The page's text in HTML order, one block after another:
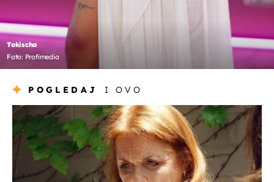
Tokischa
Foto: Profimedia
POGLEDAJ I OVO